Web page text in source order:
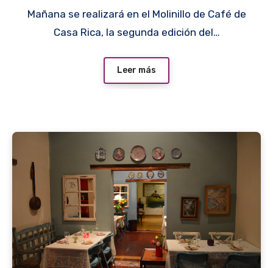
Mañana se realizará en el Molinillo de Café de
Casa Rica, la segunda edición del…
Leer más